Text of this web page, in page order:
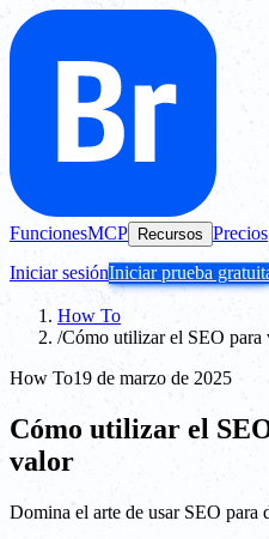
FuncionesMCP Recursos Precios
Iniciar sesiónIniciar prueba
How To
/Cómo utilizar el SEO para
How To19 de marzo de 2025
Cómo utilizar el
valor
Domina el arte de usar SEO para